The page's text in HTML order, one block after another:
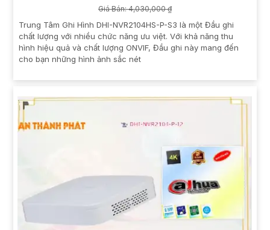
Giá Bán: 4,030,000 ₫
Trung Tâm Ghi Hình DHI-NVR2104HS-P-S3 là một Đầu ghi
chất lượng với nhiều chức năng ưu việt. Với khả năng thu
hình hiệu quả và chất lượng ONVIF, Đầu ghi này mang đến
cho bạn những hình ảnh sắc nét